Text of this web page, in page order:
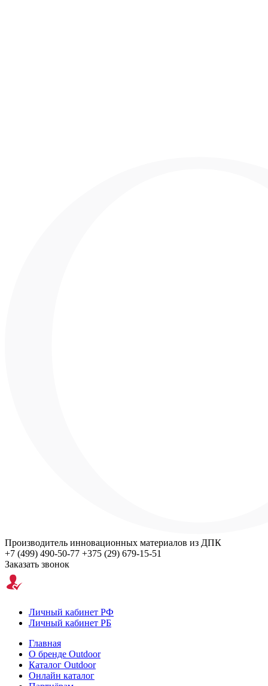
Производитель инновационных материалов из ДПК
+7 (499) 490-50-77 +375 (29) 679-15-51
Заказать звонок
Личный кабинет РФ
Личный кабинет РБ
Главная
О бренде Outdoor
Каталог Outdoor
Онлайн каталог